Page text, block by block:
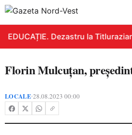
EDUCAȚIE. Dezastru la
Florin Mulcuțan,
LOCALE•28.08.2023 00:00